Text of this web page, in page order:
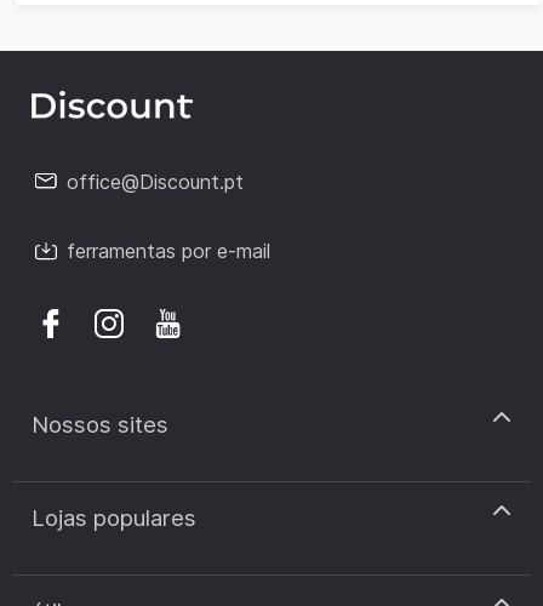
office@Discount.pt
ferramentas por e-mail
Nossos sites
discount.pt
discount.sk
Lojas populares
Cupão de desconto Zooplus